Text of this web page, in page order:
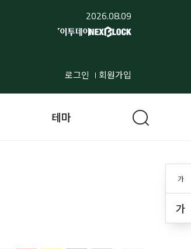
2026.08.09
로그인 회원가입
가
가
테마